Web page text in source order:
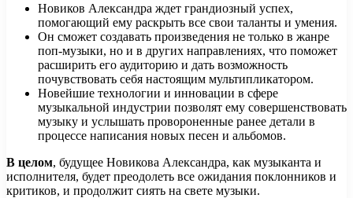
Новиков Александра ждет грандиозный успех,
помогающий ему раскрыть все свои таланты и умения.
Он сможет создавать произведения не только в жанре
поп-музыки, но и в других направлениях, что поможет
расширить его аудиторию и дать возможность
почувствовать себя настоящим мультипликатором.
Новейшие технологии и инновации в сфере
музыкальной индустрии позволят ему совершенствовать
музыку и услышать провороненные ранее детали в
процессе написания новых песен и альбомов.
В целом, будущее Новикова Александра, как музыканта и
исполнителя, будет преодолеть все ожидания поклонников и
критиков, и продолжит сиять на свете музыки.